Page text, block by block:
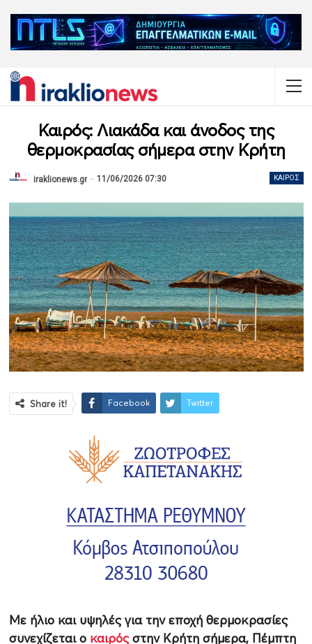
Καιρός: Λιακάδα και άνοδος της
θερμοκρασίας σήμερα στην Κρήτη
ΚΑΙΡΌΣ
iraklionews.gr 11/06/2026 07:30
Share it! Facebook Twitter
Με ήλιο και υψηλές για την εποχή θερμοκρασίες
συνεχίζεται ο καιρόςστην Κρήτη σήμερα, Πέμπτη